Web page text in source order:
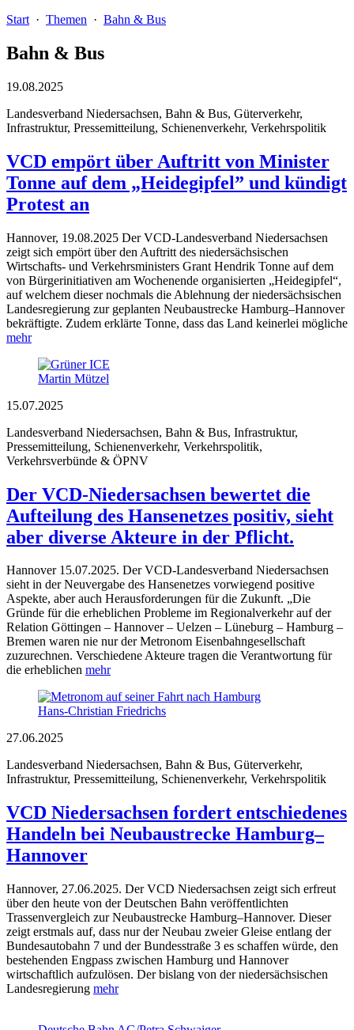
Start · Themen · Bahn & Bus
Bahn & Bus
19.08.2025
Landesverband Niedersachsen, Bahn & Bus, Güterverkehr,
Infrastruktur, Pressemitteilung, Schienenverkehr, Verkehrspolitik
VCD empört über Auftritt von Minister
Tonne auf dem „Heidegipfel” und kündigt
Protest an
Hannover, 19.08.2025 Der VCD-Landesverband Niedersachsen
zeigt sich empört über den Auftritt des niedersächsischen
Wirtschafts- und Verkehrsministers Grant Hendrik Tonne auf dem
von Bürgerinitiativen am Wochenende organisierten „Heidegipfel“,
auf welchem dieser nochmals die Ablehnung der niedersächsischen
Landesregierung zur geplanten Neubaustrecke Hamburg–Hannover
bekräftigte. Zudem erklärte Tonne, dass das Land keinerlei mögliche
mehr
Martin Mützel
15.07.2025
Landesverband Niedersachsen, Bahn & Bus, Infrastruktur,
Pressemitteilung, Schienenverkehr, Verkehrspolitik,
Verkehrsverbünde & ÖPNV
Der VCD-Niedersachsen bewertet die
Aufteilung des Hansenetzes positiv, sieht
aber diverse Akteure in der Pflicht.
Hannover 15.07.2025. Der VCD-Landesverband Niedersachsen
sieht in der Neuvergabe des Hansenetzes vorwiegend positive
Aspekte, aber auch Herausforderungen für die Zukunft. „Die
Gründe für die erheblichen Probleme im Regionalverkehr auf der
Relation Göttingen – Hannover – Uelzen – Lüneburg – Hamburg –
Bremen waren nie nur der Metronom Eisenbahngesellschaft
zuzurechnen. Verschiedene Akteure tragen die Verantwortung für
die erheblichen mehr
Hans-Christian Friedrichs
27.06.2025
Landesverband Niedersachsen, Bahn & Bus, Güterverkehr,
Infrastruktur, Pressemitteilung, Schienenverkehr, Verkehrspolitik
VCD Niedersachsen fordert entschiedenes
Handeln bei Neubaustrecke Hamburg–
Hannover
Hannover, 27.06.2025. Der VCD Niedersachsen zeigt sich erfreut
über den heute von der Deutschen Bahn veröffentlichten
Trassenvergleich zur Neubaustrecke Hamburg–Hannover. Dieser
zeigt erstmals auf, dass nur der Neubau zweier Gleise entlang der
Bundesautobahn 7 und der Bundesstraße 3 es schaffen würde, den
bestehenden Engpass zwischen Hamburg und Hannover
wirtschaftlich aufzulösen. Der bislang von der niedersächsischen
Landesregierung mehr